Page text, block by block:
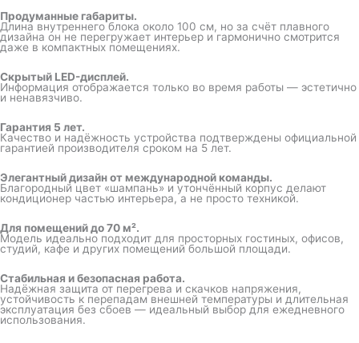
Продуманные габариты.
Длина внутреннего блока около 100 см, но за счёт плавного
дизайна он не перегружает интерьер и гармонично смотрится
даже в компактных помещениях.
Скрытый LED-дисплей.
Информация отображается только во время работы — эстетично
и ненавязчиво.
Гарантия 5 лет.
Качество и надёжность устройства подтверждены официальной
гарантией производителя сроком на 5 лет.
Элегантный дизайн от международной команды.
Благородный цвет «шампань» и утончённый корпус делают
кондиционер частью интерьера, а не просто техникой.
Для помещений до 70 м².
Модель идеально подходит для просторных гостиных, офисов,
студий, кафе и других помещений большой площади.
Стабильная и безопасная работа.
Надёжная защита от перегрева и скачков напряжения,
устойчивость к перепадам внешней температуры и длительная
эксплуатация без сбоев — идеальный выбор для ежедневного
использования.